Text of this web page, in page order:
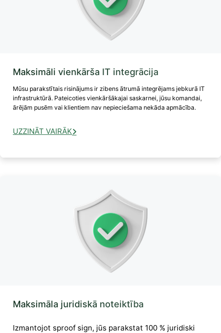
Maksimāli vienkārša IT integrācija
Mūsu parakstītais risinājums ir zibens ātrumā integrējams jebkurā IT
infrastruktūrā. Pateicoties vienkāršākajai saskarnei, jūsu komandai,
ārējām pusēm vai klientiem nav nepieciešama nekāda apmācība.
UZZINĀT VAIRĀK
Maksimāla juridiskā noteiktība
Izmantojot sproof sign, jūs parakstat 100 % juridiski